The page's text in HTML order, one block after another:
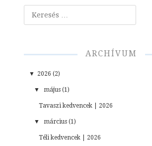
Keresés
ARCHÍVUM
▼ 2026 (2)
▼ május (1)
Tavaszi kedvencek | 2026
▼ március (1)
Téli kedvencek | 2026